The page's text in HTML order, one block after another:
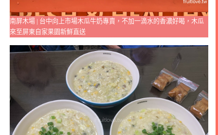
南屏木場 | 台中向上市場木瓜牛奶專賣，不加一滴水的香濃好喝，木瓜
來至屏東自家果園新鮮直送